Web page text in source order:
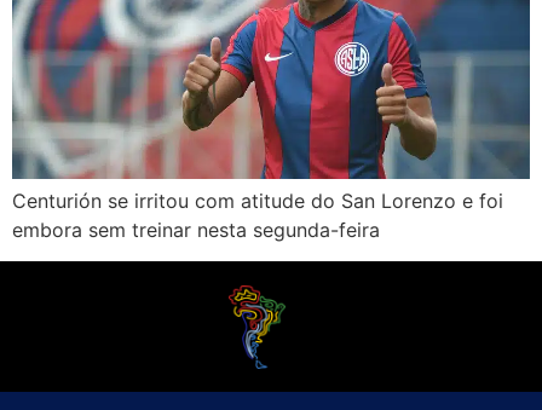
Centurión se irritou com atitude do San Lorenzo e foi
embora sem treinar nesta segunda-feira